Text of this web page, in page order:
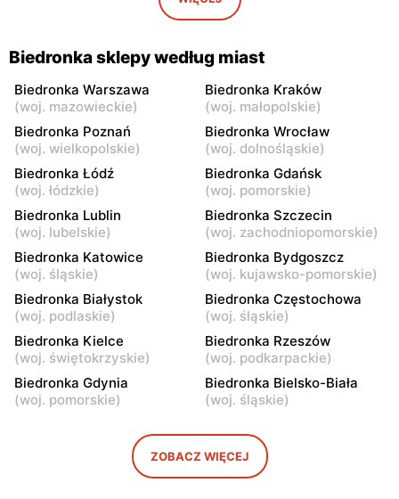
86 88
Biedronka
Warszawa, ul. Dobra 42
Biedronka
Warszawa, ul. Juliana
Ursyna Niemcewicza 8
Biedronka
Warszawa, ul. Solec 24
Biedronka
Warszawa, ul. Juliana
Ursyna Niemcewicza 26
Biedronka
Warszawa, ul.
Bonifraterska 6
Biedronka
Warszawa, ul. Górnośląska
6
Biedronka
Warszawa, ul. Leszno 15
Biedronka
Warszawa, ul. Stanisława
Dubois 5A
Biedronka
Warszawa, ul. Puławska
111b
Biedronka
Warszawa, ul. Dzika 4
Warszawa, ul. Obozowa 16 Warszawa, ul. Targowa 24
Biedronka
Biedronka sklepy według miast
Biedronka Warszawa
(woj. mazowieckie)
Biedronka Kraków
(woj. małopolskie)
Biedronka Poznań
(woj. wielkopolskie)
Biedronka Wrocław
(woj. dolnośląskie)
Biedronka Łódź
(woj. łódzkie)
Biedronka Gdańsk
(woj. pomorskie)
Biedronka Lublin
(woj. lubelskie)
Biedronka Szczecin
(woj. zachodniopomorskie)
Biedronka Katowice
(woj. śląskie)
Biedronka Bydgoszcz
(woj. kujawsko-pomorskie)
Biedronka Białystok
(woj. podlaskie)
Biedronka Częstochowa
(woj. śląskie)
Biedronka Kielce
(woj. świętokrzyskie)
Biedronka Rzeszów
(woj. podkarpackie)
Biedronka Gdynia
(woj. pomorskie)
Biedronka Bielsko-Biała
(woj. śląskie)
ZOBACZ WIĘCEJ